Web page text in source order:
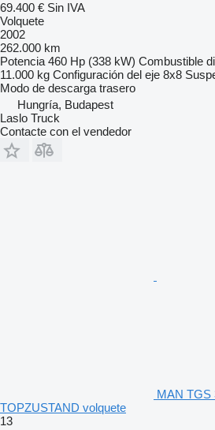
69.400 € Sin IVA
Volquete
2002
262.000 km
Potencia 460 Hp (338 kW) Combustible
11.000 kg Configuración del eje 8x8
Modo de descarga trasero
Hungría, Budapest
Laslo Truck
Contacte con el vendedor
MAN TGS
TOPZUSTAND volquete
13